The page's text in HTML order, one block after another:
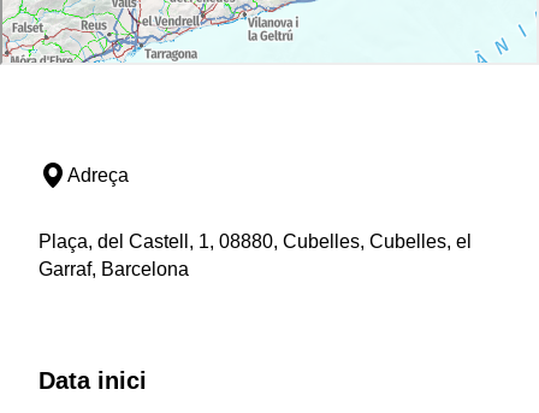
Adreça
Plaça, del Castell, 1, 08880, Cubelles, Cubelles, el
Garraf, Barcelona
Data inici